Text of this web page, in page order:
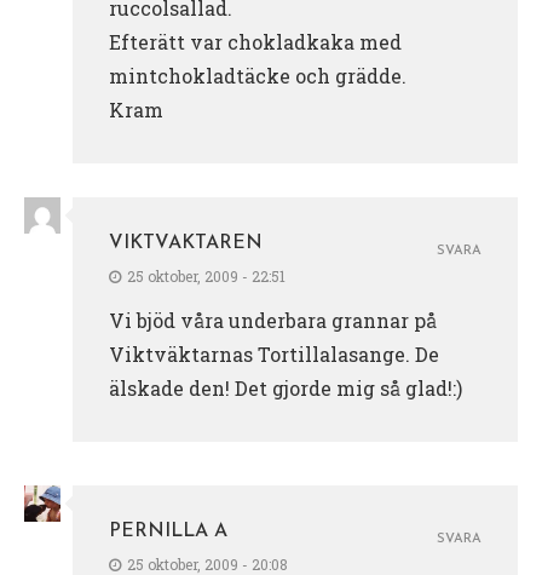
ruccolsallad.
Efterätt var chokladkaka med
mintchokladtäcke och grädde.
Kram
VIKTVAKTAREN
25 oktober, 2009 - 22:51
Vi bjöd våra underbara grannar på
Viktväktarnas Tortillalasange. De
älskade den! Det gjorde mig så glad!:)
SVARA
PERNILLA A
25 oktober, 2009 - 20:08
SVARA